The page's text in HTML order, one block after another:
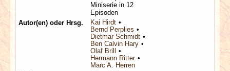
Miniserie in 12
Episoden
Autor(en) oder Hrsg.
Kai Hirdt
Bernd Perplies
Dietmar Schmidt
Ben Calvin Hary
Olaf Brill
Hermann Ritter
Marc A. Herren